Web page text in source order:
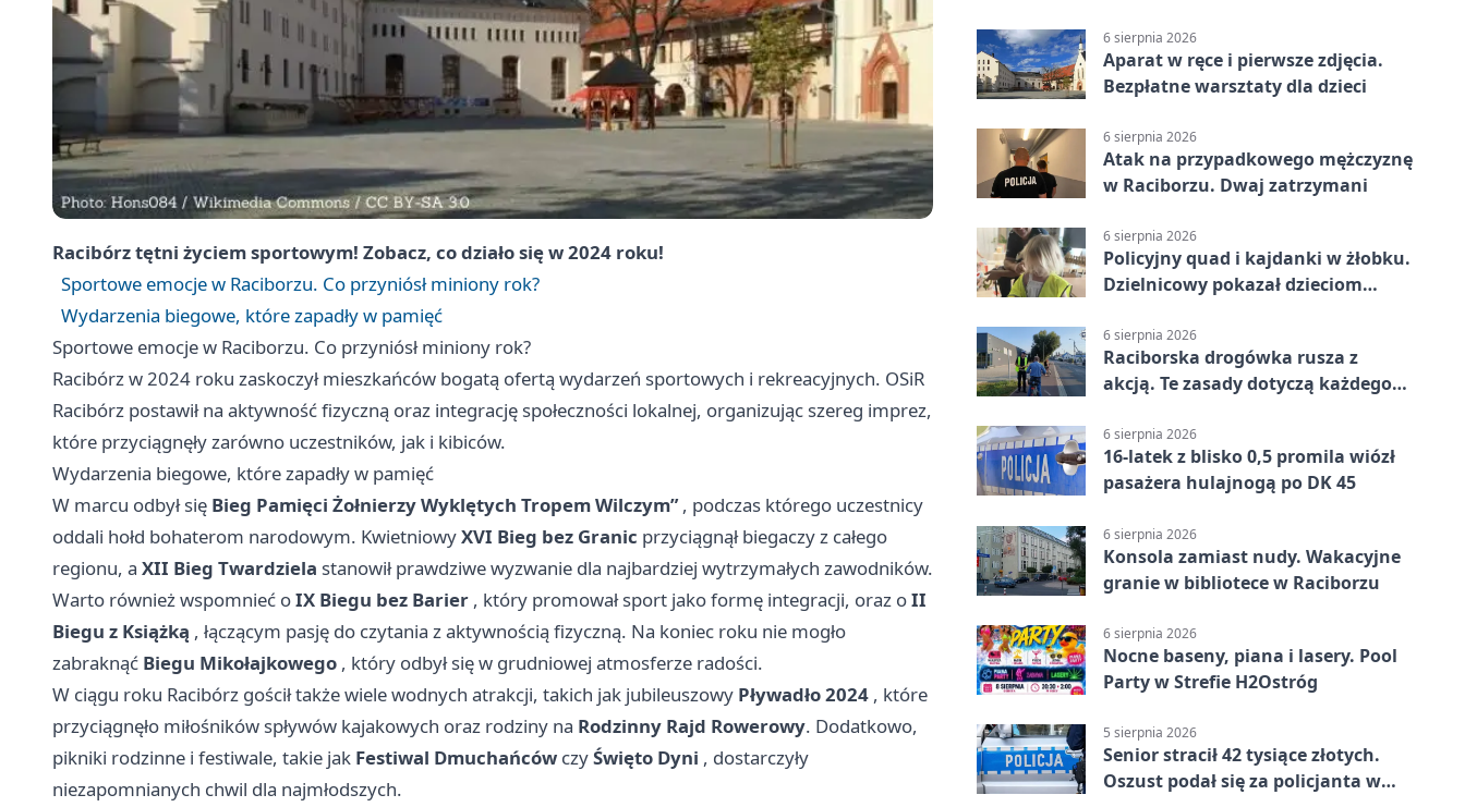
Racibórztętni życiem sportowym! Zobacz, co działo się w 2024 roku!
Sportowe emocje w Raciborzu. Co przyniósł miniony rok?
Wydarzenia biegowe, które zapadły w pamięć
Sportowe emocje w Raciborzu. Co przyniósł miniony rok?
Racibórzw 2024 roku zaskoczył mieszkańców bogatą ofertą wydarzeń sportowych i rekreacyjnych. OSiR
Racibórz postawił na aktywność fizyczną oraz integrację społeczności lokalnej, organizując szereg imprez,
które przyciągnęły zarówno uczestników, jak i kibiców.
Wydarzenia biegowe, które zapadły w pamięć
W marcu odbył się Bieg Pamięci Żołnierzy Wyklętych Tropem Wilczym”, podczas którego uczestnicy
oddali hołd bohaterom narodowym. KwietniowyXVI Bieg bez Granic przyciągnął biegaczy z całego
regionu, a XII Bieg Twardziela stanowił prawdziwe wyzwanie dla najbardziej wytrzymałych zawodników.
Warto również wspomnieć oIX Biegu bez Barier , który promował sport jako formę integracji, oraz oII
Biegu z Książką , łączącym pasję do czytania z aktywnością fizyczną. Na koniec roku nie mogło
zabraknąć Biegu Mikołajkowego , który odbył się w grudniowej atmosferze radości.
W ciągu roku Racibórz gościł także wiele wodnych atrakcji, takich jak jubileuszowy Pływadło 2024 , które
przyciągnęło miłośników spływów kajakowych oraz rodziny na Rodzinny Rajd Rowerowy. Dodatkowo,
pikniki rodzinne i festiwale, takie jak Festiwal Dmuchańców czyŚwięto Dyni , dostarczyły
niezapomnianych chwil dla najmłodszych.
6 sierpnia 2026
Aparat w ręce i pierwsze zdjęcia.
Bezpłatne warsztaty dla dzieci
6 sierpnia 2026
Atak na przypadkowego mężczyznę
w Raciborzu. Dwaj zatrzymani
6 sierpnia 2026
Policyjny quad i kajdanki w żłobku.
Dzielnicowy pokazał dzieciom
6 sierpnia 2026
Raciborska drogówka rusza z
akcją. Te zasady dotyczą każdego
6 sierpnia 2026
16-latek z blisko 0,5 promila wiózł
pasażera hulajnogą po DK 45
6 sierpnia 2026
Konsola zamiast nudy. Wakacyjne
granie w bibliotece w Raciborzu
6 sierpnia 2026
Nocne baseny, piana i lasery. Pool
Party w Strefie H2Ostróg
5 sierpnia 2026
Senior stracił 42 tysiące złotych.
Oszust podał się za policjanta w